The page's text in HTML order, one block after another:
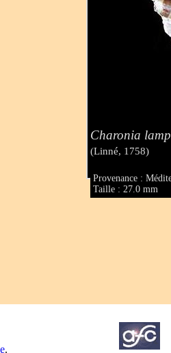
Charonia
(Linné, 1758)
Provenance :
Taille : 27.0 mm
.